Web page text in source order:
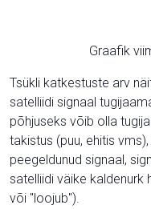
Graafik
Tsükli katkestuste arv
satelliidi signaal
põhjuseks võib olla
takistus (puu, ehitis
peegeldunud signaal,
satelliidi väike kaldenurk
või "loojub").